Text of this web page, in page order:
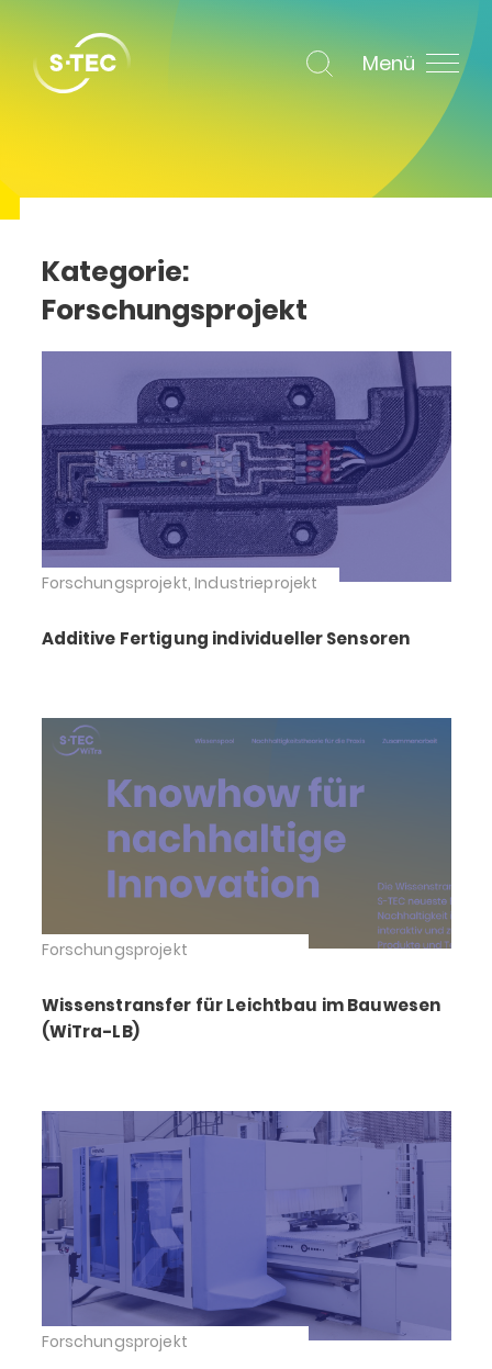
Menü
Kategorie:
Forschungsprojekt
Forschungsprojekt, Industrieprojekt
Additive Fertigung individueller Sensoren
Forschungsprojekt
Wissenstransfer für Leichtbau im Bauwesen
(WiTra-LB)
Forschungsprojekt